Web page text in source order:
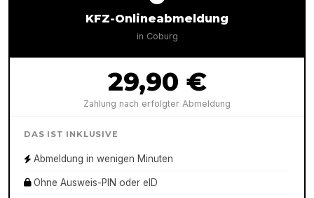
KFZ-Onlineabmeldung
in Coburg
29,90 €
Zahlung nach erfolgter Abmeldung
DAS IST INKLUSIVE
Abmeldung in wenigen Minuten
Ohne Ausweis-PIN oder eID